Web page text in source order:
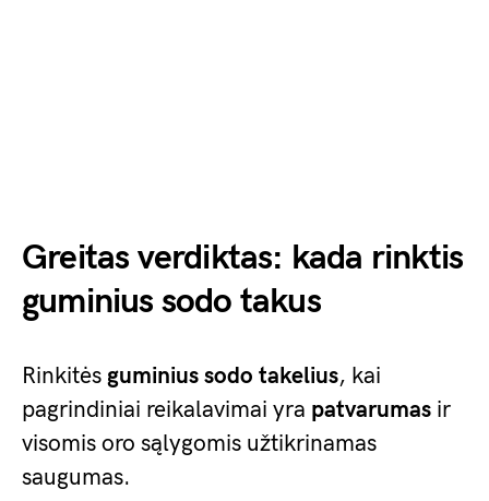
Greitas verdiktas: kada rinktis
guminius sodo takus
Rinkitės guminius sodo takelius, kai
pagrindiniai reikalavimai yra patvarumas ir
visomis oro sąlygomis užtikrinamas
saugumas.